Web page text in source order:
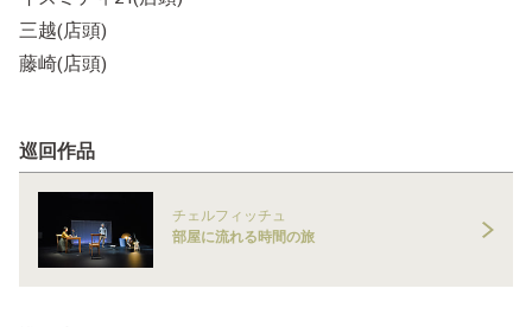
三越(店頭)
藤崎(店頭)
巡回作品
チェルフィッチュ
部屋に流れる時間の旅